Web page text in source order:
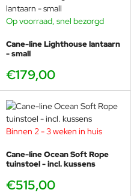
Op voorraad, snel bezorgd
Cane-line Lighthouse lantaarn
- small
€179,00
Binnen 2 - 3 weken in huis
Cane-line Ocean Soft Rope
tuinstoel - incl. kussens
€515,00